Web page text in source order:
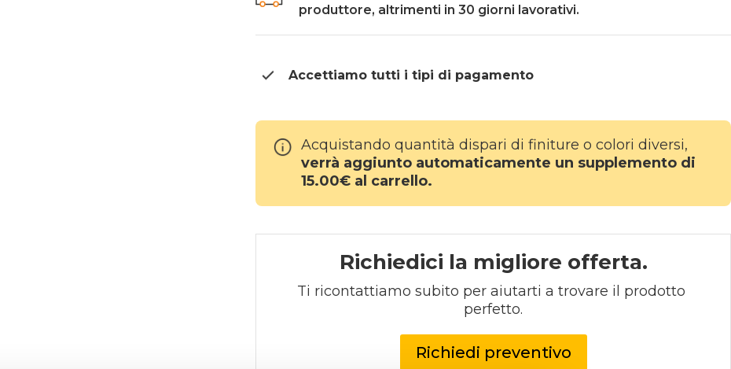
produttore, altrimenti in 30 giorni lavorativi.
Accettiamo tutti i tipi di pagamento
Acquistando quantità dispari di finiture o colori diversi,
verrà aggiunto automaticamente un supplemento di
15.00€ al carrello.
Richiedici la migliore offerta.
Ti ricontattiamo subito per aiutarti a trovare il prodotto
perfetto.
Richiedi preventivo